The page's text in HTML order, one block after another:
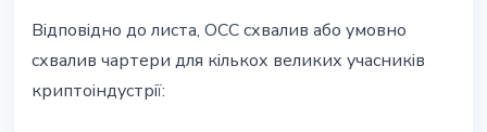
Відповідно до листа, OCC схвалив або умовно
схвалив чартери для кількох великих учасників
криптоіндустрії: